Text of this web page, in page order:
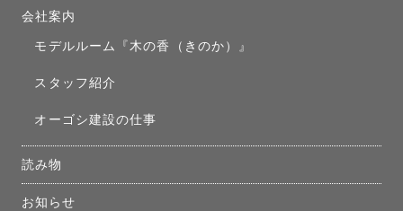
会社案内
モデルルーム『木の香（きのか）』
スタッフ紹介
オーゴシ建設の仕事
読み物
お知らせ